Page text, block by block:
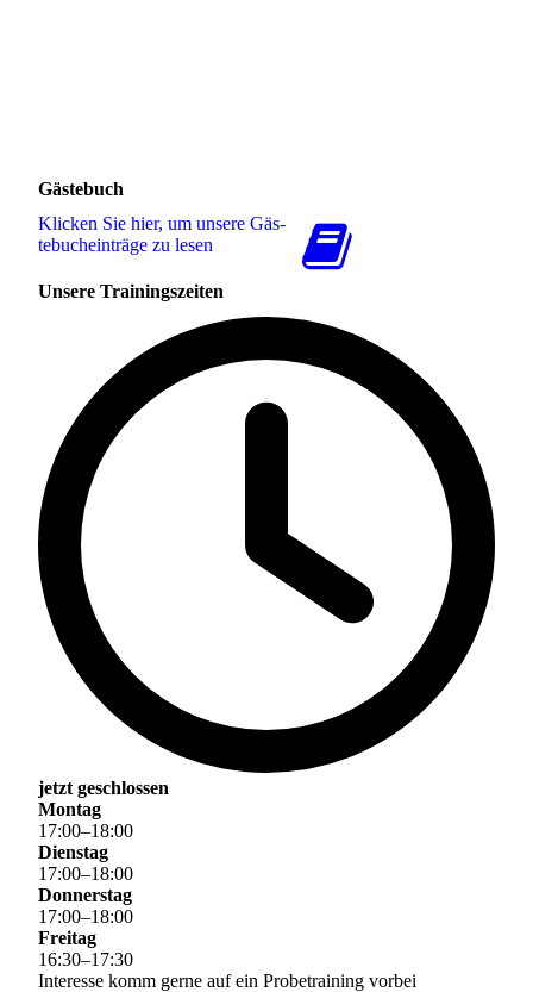
Gästebuch
Klicken Sie hier, um unsere Gäs­
te­buch­ein­trä­ge zu lesen
Unsere Trainingszeiten
jetzt geschlossen
Montag
17:00–18:00
Dienstag
17:00–18:00
Donnerstag
17:00–18:00
Freitag
16:30–17:30
Interesse komm gerne auf ein Probetraining vorbei